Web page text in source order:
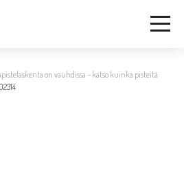
on vauhdissa – katso kuinka pisteitä